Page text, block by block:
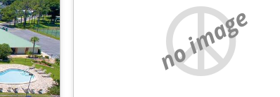
no image